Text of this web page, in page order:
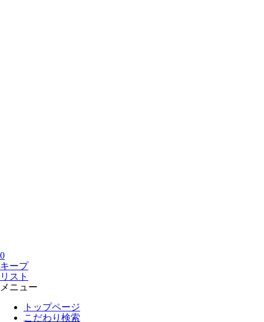
0
キープ
リスト
メニュー
トップページ
こだわり検索